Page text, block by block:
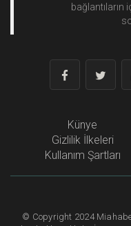
bağlantıların
Künye
Gizlilik İlkeleri
Kullanım Şartları
© Copyright 2024